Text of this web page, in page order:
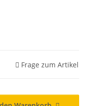
Frage zum Artikel